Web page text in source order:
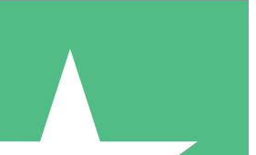
Creditpakketten
downloadtegoeden. Geen maandelijkse